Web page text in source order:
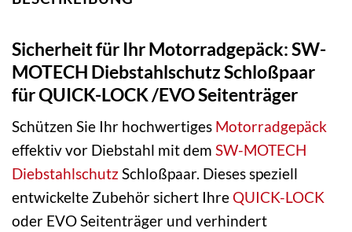
Sicherheit für Ihr Motorradgepäck: SW-
MOTECH Diebstahlschutz Schloßpaar
für QUICK-LOCK /EVO Seitenträger
Schützen Sie Ihr hochwertiges Motorradgepäck
effektiv vor Diebstahl mit dem SW-MOTECH
DiebstahlschutzSchloßpaar. Dieses speziell
entwickelte Zubehör sichert Ihre QUICK-LOCK
oder EVO Seitenträger und verhindert